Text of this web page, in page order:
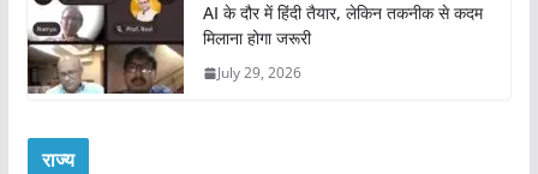
AI के दौर में हिंदी तैयार, लेकिन तकनीक से कदम
मिलाना होगा जरूरी
July 29, 2026
राज्य